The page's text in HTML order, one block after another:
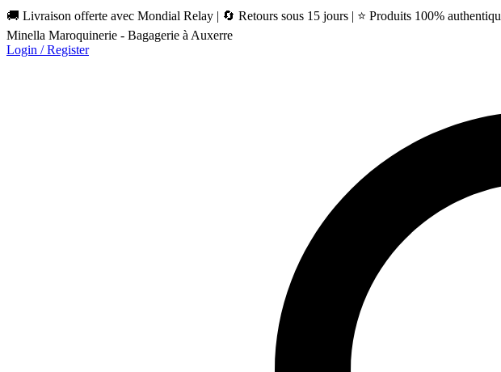
🚚 Livraison offerte avec Mondial Relay | 🔄 Retours sous 15 jours | ⭐ Produits 100%
Minella Maroquinerie - Bagagerie à Auxerre
Login / Register